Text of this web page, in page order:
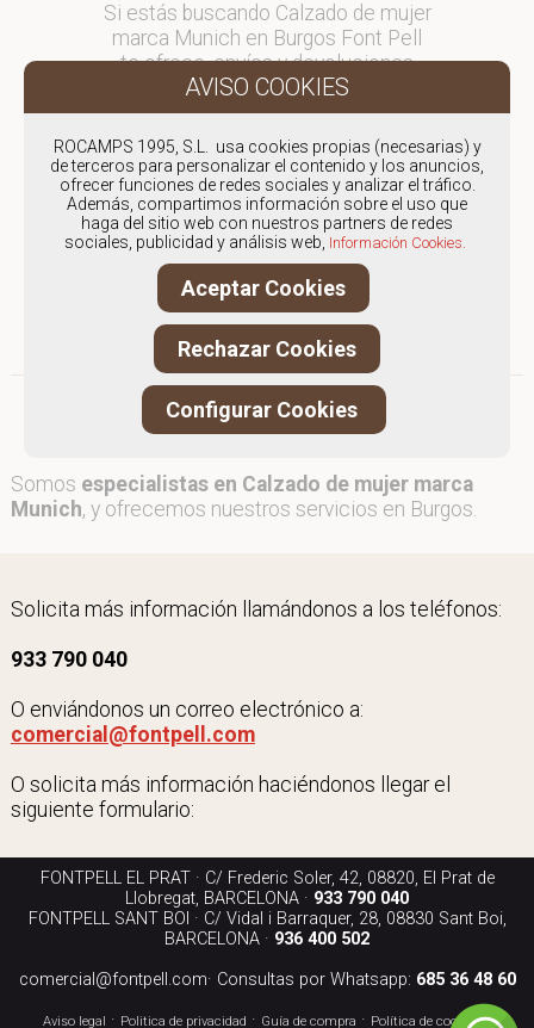
Si estás buscando Calzado de mujer
marca Munich en Burgos Font Pell
te ofrece, envíos y devoluciones
gratuítos a Península y Baleares,
para otros destinos consultar
en comercial@fontpell.com.
Los envíos a Burgos gestionados
entre semana se entregarán en
menos de 48 horas; los pedidos
realizados en fin de semana, el
producto se enviará a partir del
lunes.
Somos especialistas en Calzado de mujer marca
Munich, y ofrecemos nuestros servicios en Burgos.
Solicita más información llamándonos a los teléfonos:
933 790 040
O enviándonos un correo electrónico a:
comercial@fontpell.com
O solicita más información haciéndonos llegar el
siguiente formulario:
FONTPELL EL PRAT · C/ Frederic Soler, 42, 08820, El Prat de
Llobregat, BARCELONA · 933 790 040
FONTPELL SANT BOI · C/ Vidal i Barraquer, 28, 08830 Sant Boi,
BARCELONA · 936 400 502
comercial@fontpell.com· Consultas por Whatsapp: 685 36 48 60
Aviso legal · Politica de privacidad · Guía de compra · Política de cookies·
ROCAMPS 1995, S.L. usa cookies propias (necesarias) y
de terceros para personalizar el contenido y los anuncios,
ofrecer funciones de redes sociales y analizar el tráfico.
Además, compartimos información sobre el uso que
haga del sitio web con nuestros partners de redes
sociales, publicidad y análisis web, Información Cookies.
Aceptar Cookies
Rechazar Cookies
Configurar Cookies